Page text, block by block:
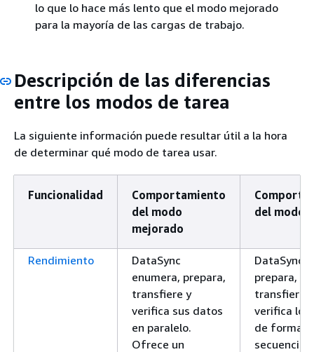
lo que lo hace más lento que el modo mejorado
para la mayoría de las cargas de trabajo.
Descripción de las diferencias
entre los modos de tarea
La siguiente información puede resultar útil a la hora
de determinar qué modo de tarea usar.
Funcionalidad
Comportamiento
del modo
mejorado
del modo
Rendimiento
DataSync
enumera, prepara,
transfiere y
verifica sus datos
en paralelo.
Ofrece un
DataSync
prepara,
transfiere y
verifica los
de forma
secuencial.